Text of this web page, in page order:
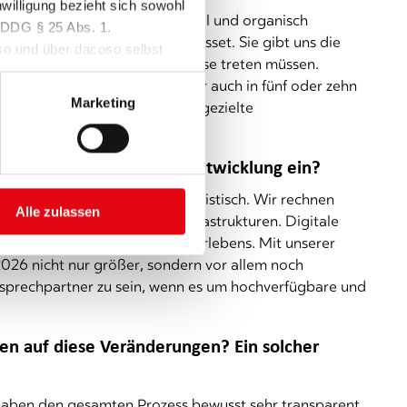
bezieht sich sowohl
§ 25 Abs. 1.
und über dacoso selbst
Marketing
Alle zulassen
dacoso Group ist profitabel und organisch
Zeiten unser wichtigstes Asset. Sie gibt uns die
wenn andere auf die Bremse treten müssen.
sich darauf verlassen, dass wir auch in fünf oder zehn
sondern eine gezielte
heraus starten.
du die Geschäftsentwicklung ein?
sind ambitioniert, aber realistisch. Wir rechnen
an sicheren digitalen Infrastrukturen. Digitale
zu einer Frage des Überlebens. Mit unserer
nicht nur größer, sondern vor allem noch
zu sein, wenn es um hochverfügbare und
auf diese Veränderungen? Ein solcher